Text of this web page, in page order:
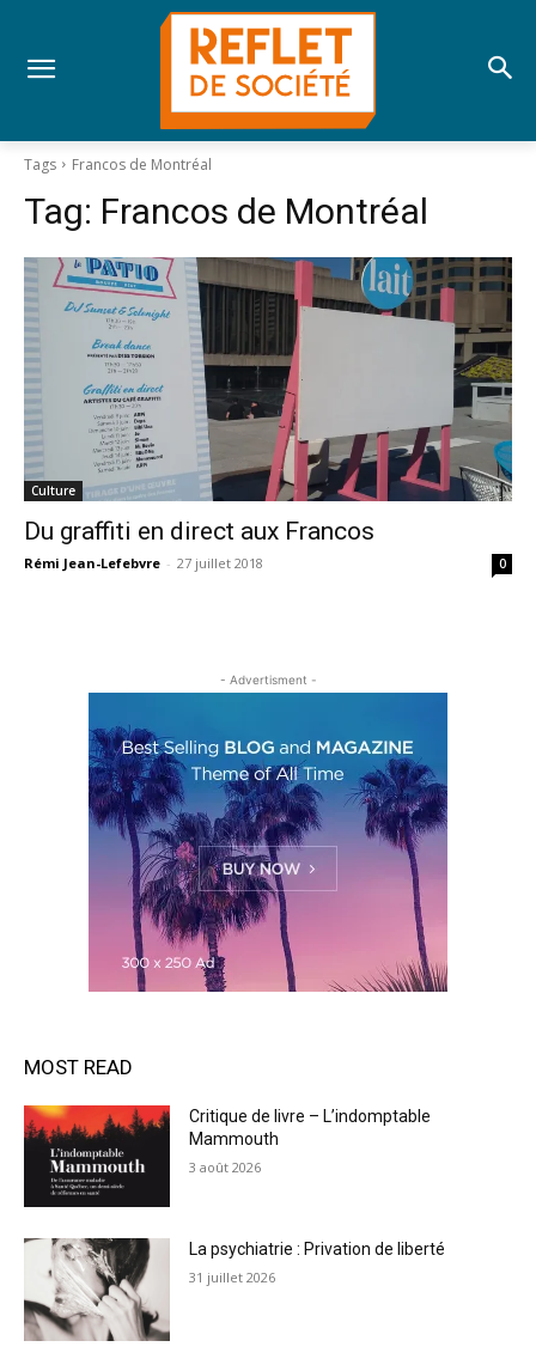
Tags Francos de Montréal
Tag: Francos de Montréal
Culture
Du graffiti en direct aux Francos
Rémi Jean-Lefebvre - 27 juillet 2018 0
- Advertisment -
MOST READ
Critique de livre – L’indomptable
Mammouth
3 août 2026
La psychiatrie : Privation de liberté
31 juillet 2026